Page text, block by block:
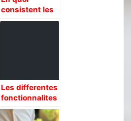
consistent les
opérations
Les differentes
fonctionnalites
de PipeDrive
CRM